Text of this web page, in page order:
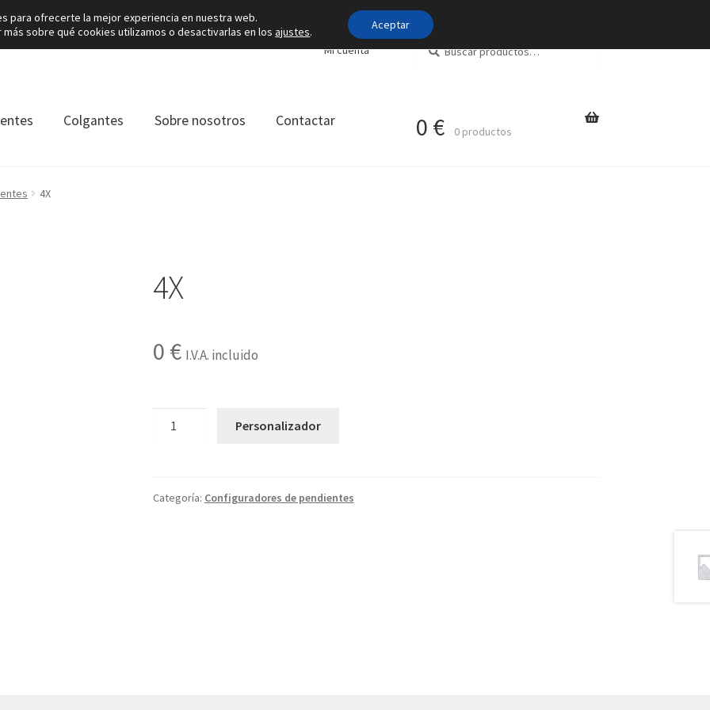
Mi cuenta
Buscar
por:
Buscar
Colgantes Sobre nosotros Contactar 0 € 0 productos
4X
4X
0 € I.V.A. incluido
Personalizador
Categoría: Configuradores de pendientes
para ofrecerte la mejor experiencia en nuestra web.
más sobre qué cookies utilizamos o desactivarlas en losajustes. Aceptar